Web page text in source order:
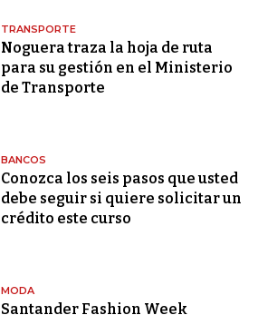
TRANSPORTE
Noguera traza la hoja de ruta
para su gestión en el Ministerio
de Transporte
BANCOS
Conozca los seis pasos que usted
debe seguir si quiere solicitar un
crédito este curso
MODA
Santander Fashion Week